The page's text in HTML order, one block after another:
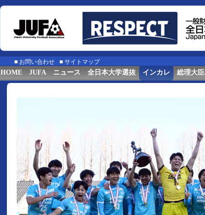
■ お問い合わせ ■ サイトマップ
HOME JUFA ニュース 全日本大学選抜 インカレ 総理大